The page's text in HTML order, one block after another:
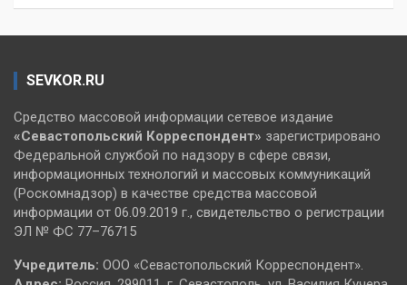
SEVKOR.RU
Средство массовой информации сетевое издание
«Севастопольский Корреспондент» зарегистрировано
Федеральной службой по надзору в сфере связи,
информационных технологий и массовых коммуникаций
(Роскомнадзор) в качестве средства массовой
информации от 06.09.2019 г., свидетельство о регистрации
ЭЛ № ФС 77–76715
Учредитель: ООО «Севастопольский Корреспондент».